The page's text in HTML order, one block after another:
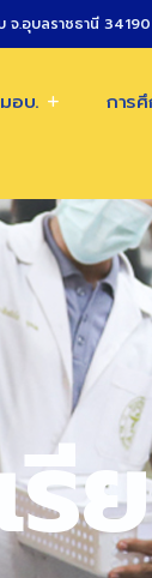
จ.อุบลราชธานี 34190
อบ. การ